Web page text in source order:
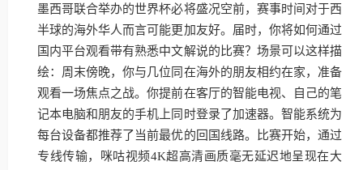
墨西哥联合举办的世界杯必将盛况空前，赛事时间对于西
半球的海外华人而言可能更加友好。届时，你将如何通过
国内平台观看带有熟悉中文解说的比赛？场景可以这样描
绘：周末傍晚，你与几位同在海外的朋友相约在家，准备
观看一场焦点之战。你提前在客厅的智能电视、自己的笔
记本电脑和朋友的手机上同时登录了加速器。智能系统为
每台设备都推荐了当前最优的回国线路。比赛开始，通过
专线传输，咪咕视频4K超高清画质毫无延迟地呈现在大